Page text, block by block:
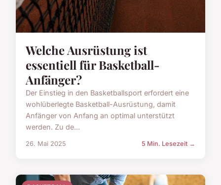
Welche Ausrüstung ist
essentiell für Basketball-
Anfänger?
Der Einstieg in den Basketballsport erfordert eine
wohlüberlegte Basketball-Ausrüstung, damit
Anfänger von Anfang an optimal unterstützt
werden. Zu de...
26. Mai 2025 5 Min. Lesezeit →